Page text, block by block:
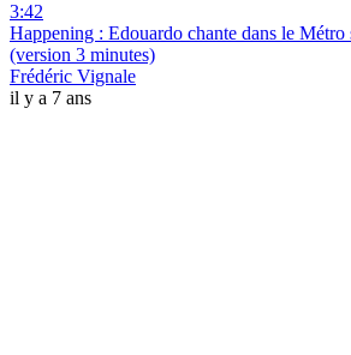
3:42
Happening : Edouardo chante dans le Métro
(version 3 minutes)
Frédéric Vignale
il y a 7 ans